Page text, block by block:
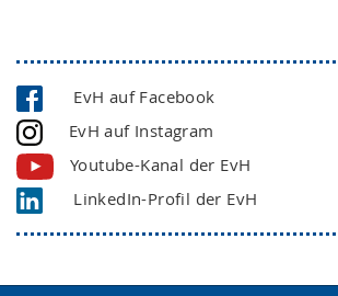
EvH auf Facebook
EvH auf Instagram
Youtube-Kanal der EvH
LinkedIn-Profil der EvH